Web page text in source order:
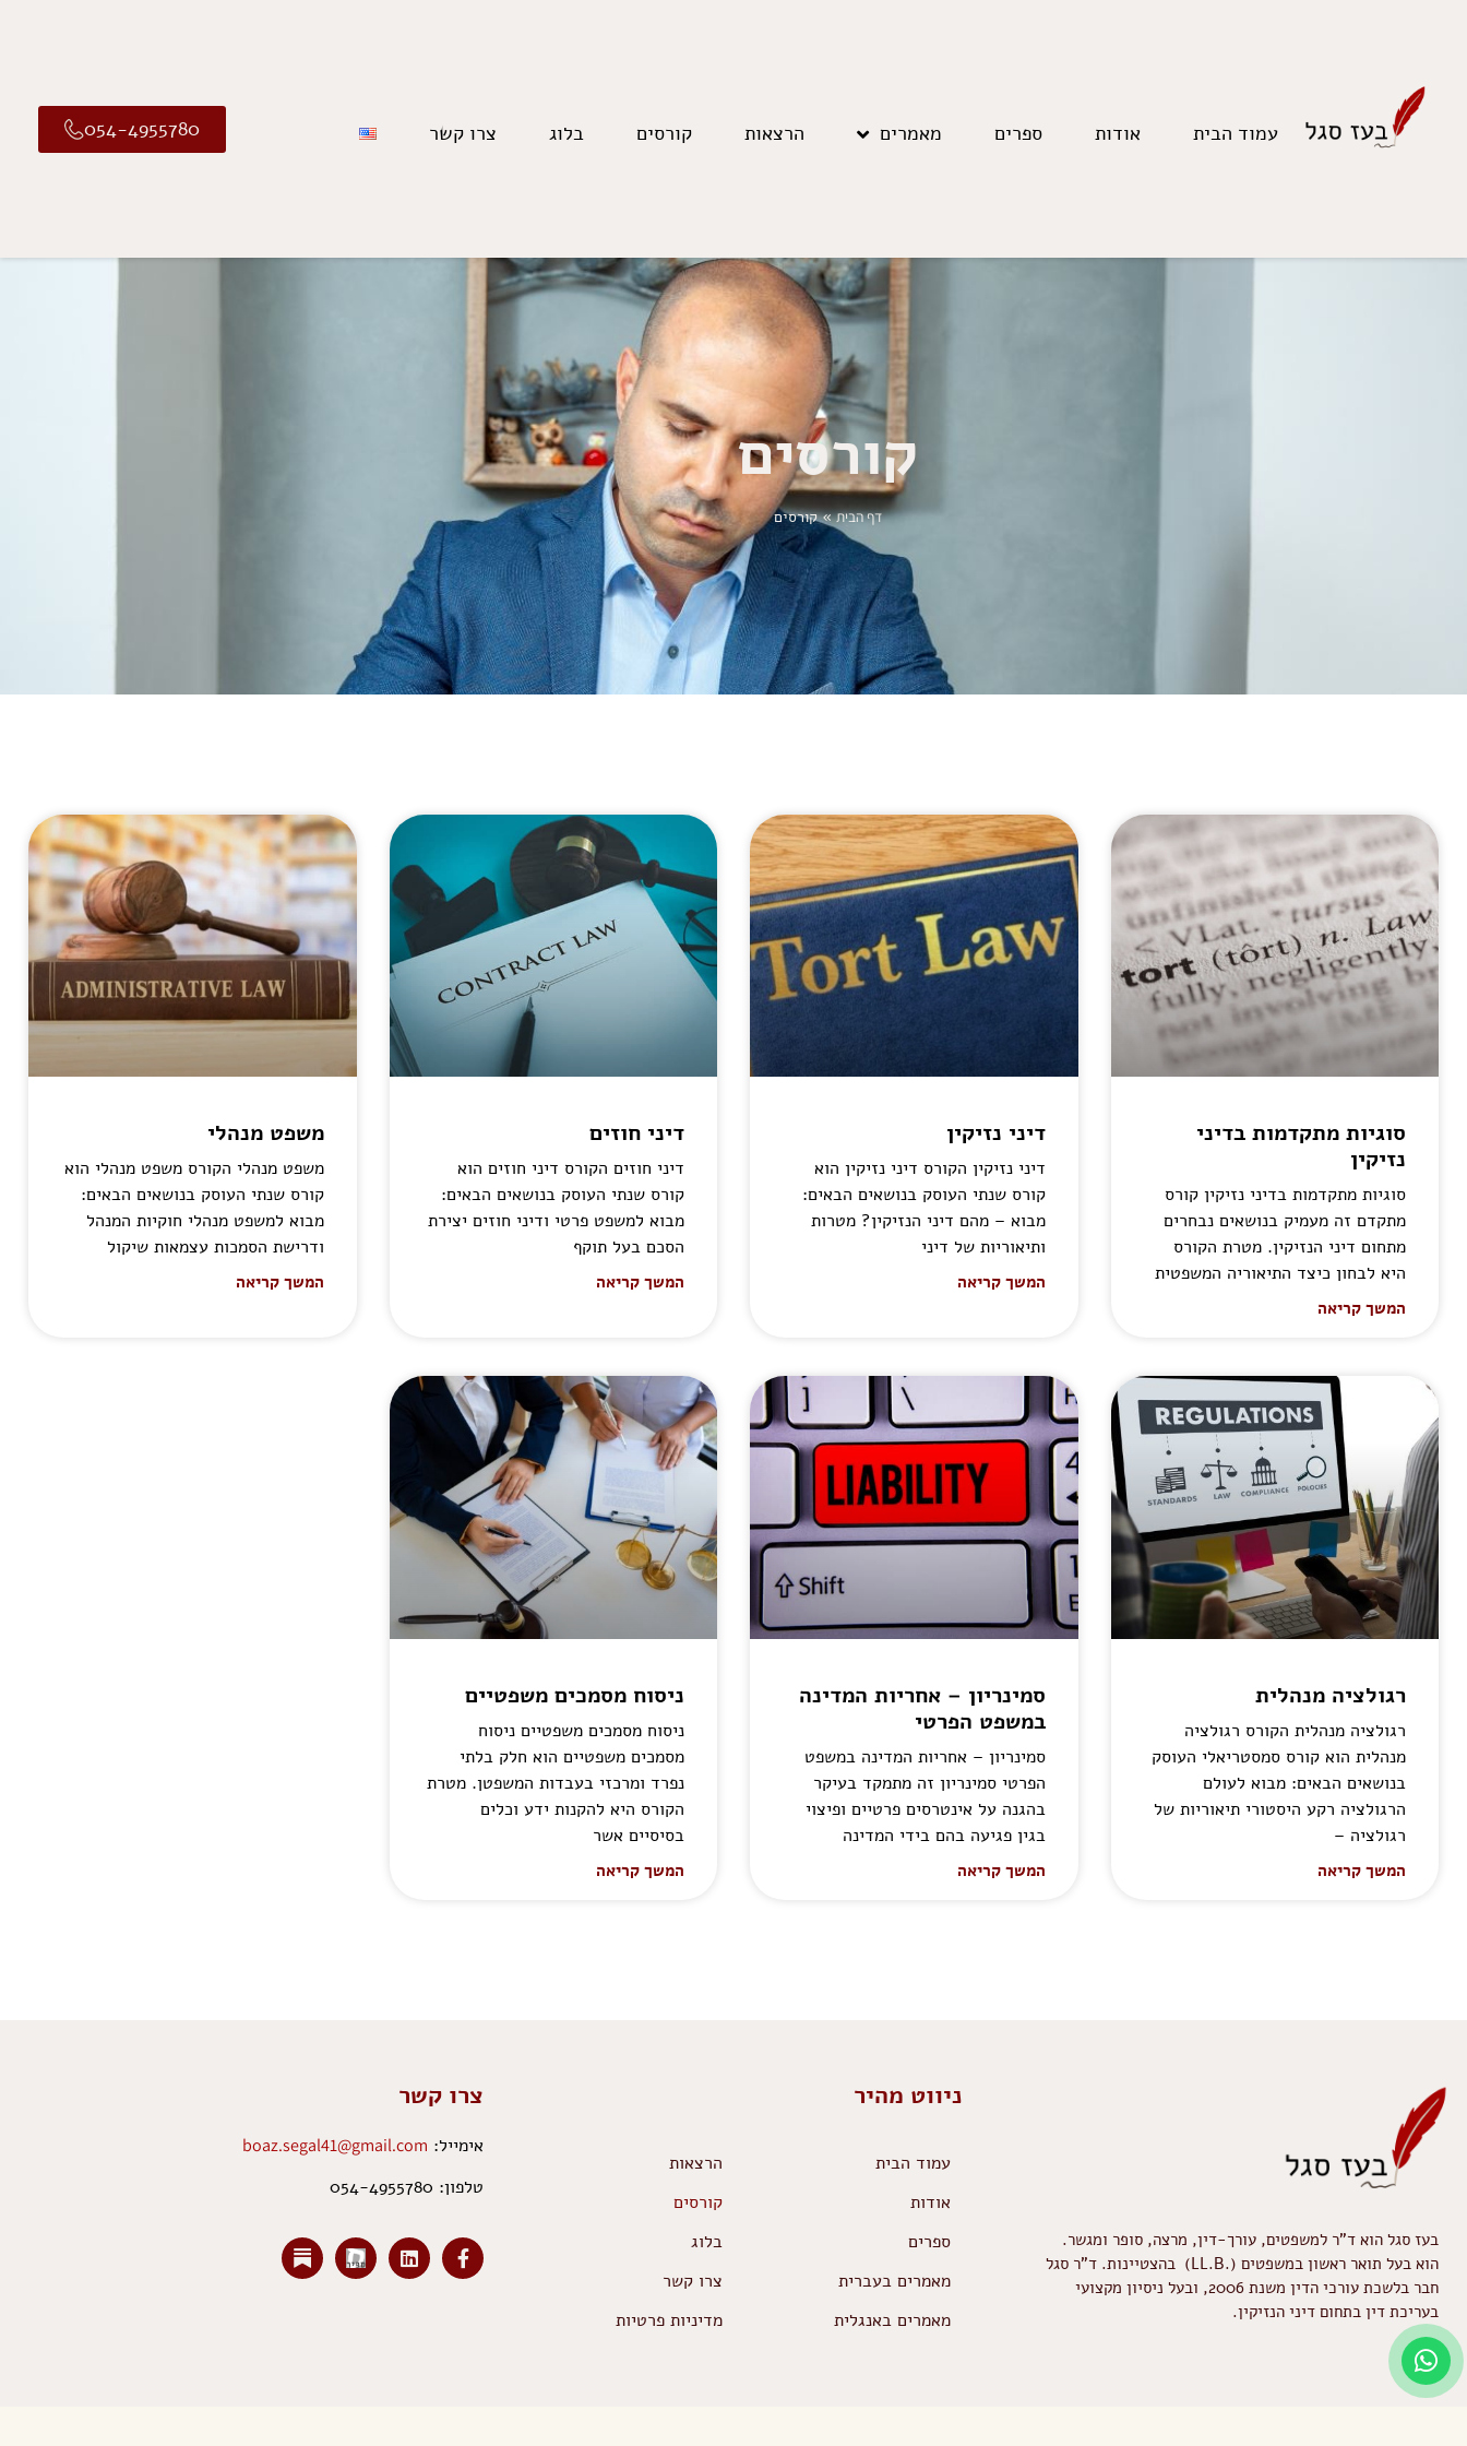
עמוד הבית אודות ספרים מאמרים הרצאות קורסים בלוג צרו קשר 054-4955780
קורסים
דף הבית»קורסים
סוגיות מתקדמות בדיני
נזיקין
סוגיות מתקדמות בדיני נזיקין קורס
מתקדם זה מעמיק בנושאים נבחרים
מתחום דיני הנזיקין. מטרת הקורס
היא לבחון כיצד התיאוריה המשפטית
המשך קריאה
דיני נזיקין
דיני נזיקין הקורס דיני נזיקין הוא
קורס שנתי העוסק בנושאים הבאים:
מבוא – מהם דיני הנזיקין? מטרות
ותיאוריות של דיני
המשך קריאה
דיני חוזים
דיני חוזים הקורס דיני חוזים הוא
קורס שנתי העוסק בנושאים הבאים:
מבוא למשפט פרטי ודיני חוזים יצירת
הסכם בעל תוקף
המשך קריאה
משפט מנהלי
משפט מנהלי הקורס משפט מנהלי הוא
קורס שנתי העוסק בנושאים הבאים:
מבוא למשפט מנהלי חוקיות המנהל
ודרישת הסמכות עצמאות שיקול
המשך קריאה
רגולציה מנהלית
רגולציה מנהלית הקורס רגולציה
מנהלית הוא קורס סמסטריאלי העוסק
בנושאים הבאים: מבוא לעולם
הרגולציה רקע היסטורי תיאוריות של
רגולציה –
המשך קריאה
סמינריון – אחריות המדינה
במשפט הפרטי
סמינריון – אחריות המדינה במשפט
הפרטי סמינריון זה מתמקד בעיקר
בהגנה על אינטרסים פרטיים ופיצוי
בגין פגיעה בהם בידי המדינה
המשך קריאה
ניסוח מסמכים משפטיים
ניסוח מסמכים משפטיים ניסוח
מסמכים משפטיים הוא חלק בלתי
נפרד ומרכזי בעבדות המשפטן. מטרת
הקורס היא להקנות ידע וכלים
בסיסיים אשר
המשך קריאה
בעז סגל הוא ד"ר למשפטים, עורך-דין, מרצה, סופר ומגשר.
הוא בעל תואר ראשון במשפטים (.LL.B) בהצטיינות. ד"ר סגל
חבר בלשכת עורכי הדין משנת 2006, ובעל ניסיון מקצועי
בעריכת דין בתחום דיני הנזיקין.
ניווט מהיר
עמוד הבית
אודות
ספרים
מאמרים בעברית
מאמרים באנגלית
הרצאות
קורסים
בלוג
צרו קשר
מדיניות פרטיות
צרו קשר
אימייל: boaz.segal41@gmail.com
טלפון: 054-4955780